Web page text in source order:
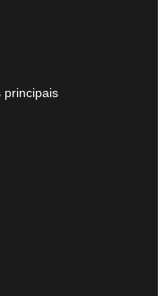
principais